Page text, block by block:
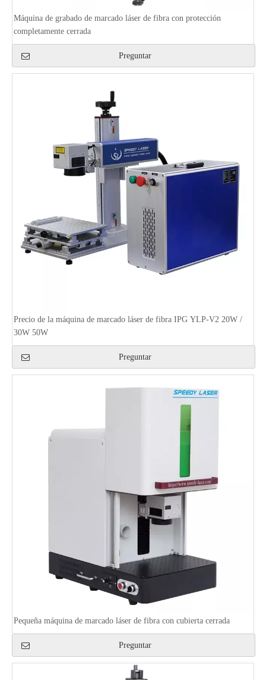
Máquina de grabado de marcado láser de fibra con protección
completamente cerrada
Preguntar
Precio de la máquina de marcado láser de fibra IPG YLP-V2 20W /
30W 50W
Preguntar
Pequeña máquina de marcado láser de fibra con cubierta cerrada
Preguntar